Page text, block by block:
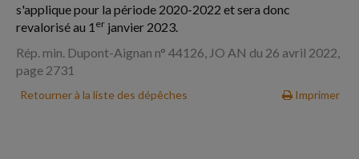
s'applique pour la période 2020-2022 et sera donc
revalorisé au 1 er janvier 2023.
Rép. min. Dupont-Aignan n° 44126, JO AN du 26 avril 2022,
page 2731
Retourner à la liste des dépêches Imprimer